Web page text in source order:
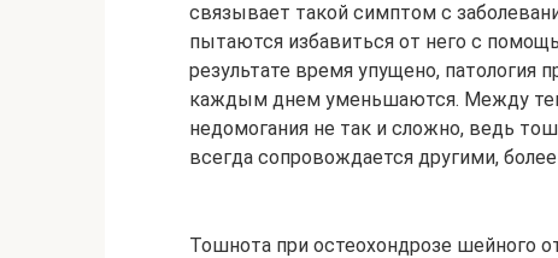
связывает такой симптом с
пытаются избавиться от него с
результате время упущено, патология
каждым днем уменьшаются. Между
недомогания не так и сложно, ведь
всегда сопровождается другими,
Тошнота при остеохондрозе шейного